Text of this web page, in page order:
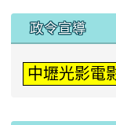
政令宣導
中壢光影電